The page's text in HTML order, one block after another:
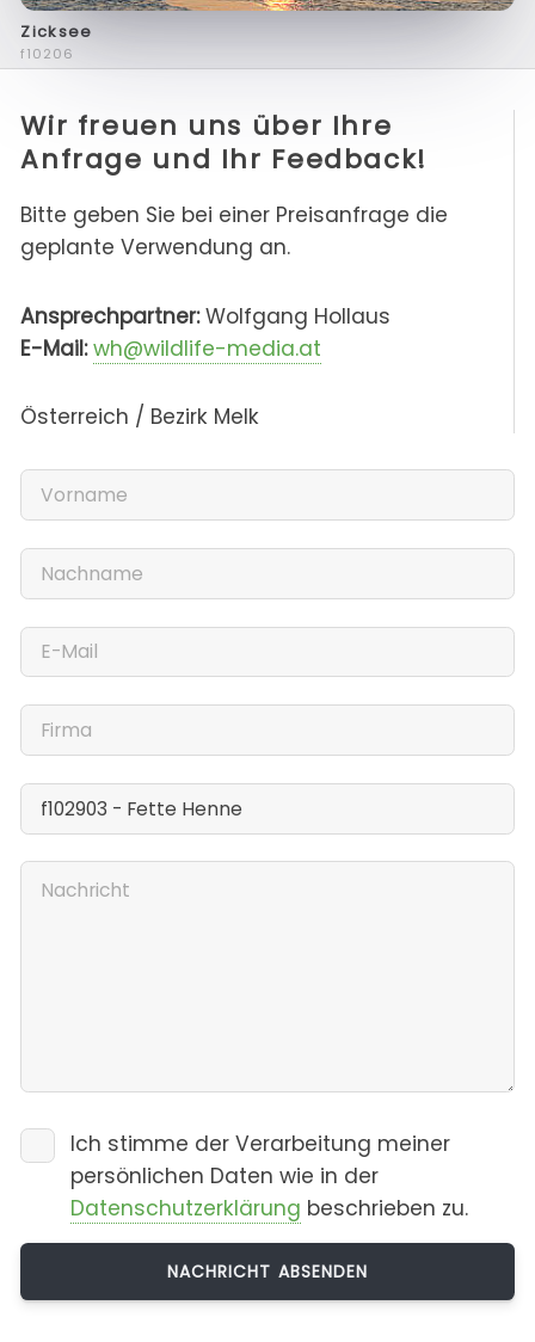
Zicksee
f10206
Wir freuen uns über Ihre
Anfrage und Ihr Feedback!
Bitte geben Sie bei einer Preisanfrage die
geplante Verwendung an.
Ansprechpartner:Wolfgang Hollaus
E-Mail: wh@wildlife-media.at
Österreich / Bezirk Melk
Ich stimme der Verarbeitung meiner
persönlichen Daten wie in der
Datenschutzerklärung beschrieben zu.